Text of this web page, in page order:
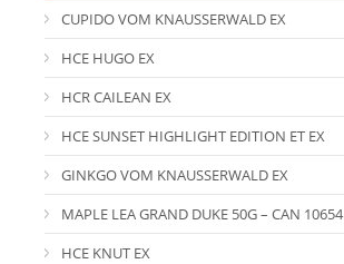
CUPIDO VOM KNAUSSERWALD EX
HCE HUGO EX
HCR CAILEAN EX
HCE SUNSET HIGHLIGHT EDITION ET EX
GINKGO VOM KNAUSSERWALD EX
MAPLE LEA GRAND DUKE 50G – CAN 10654
HCE KNUT EX